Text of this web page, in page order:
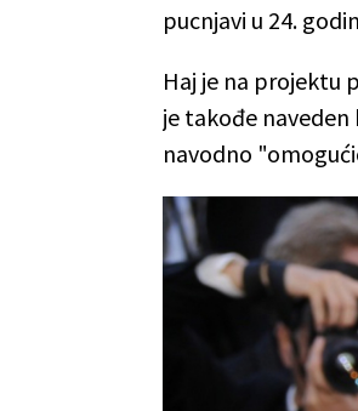
pucnjavi u 24.
Haj je na projektu
je takođe naveden
navodno